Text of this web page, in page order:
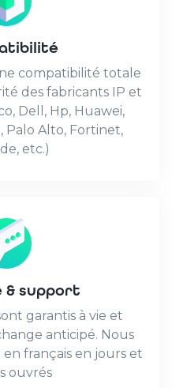
compatibilité totale
des fabricants IP et
Dell, Hp, Huawei,
Palo Alto, Fortinet,
etc.)
support
garantis à vie et
anticipé. Nous
français en jours et
ouvrés